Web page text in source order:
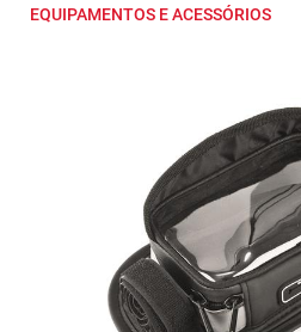
EQUIPAMENTOS E ACESSÓRIOS